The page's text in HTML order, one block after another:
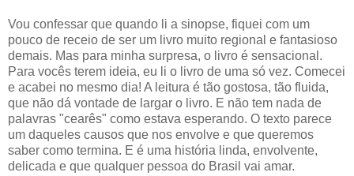
Vou confessar que quando li a sinopse, fiquei com um
pouco de receio de ser um livro muito regional e fantasioso
demais. Mas para minha surpresa, o livro é sensacional.
Para vocês terem ideia, eu li o livro de uma só vez. Comecei
e acabei no mesmo dia! A leitura é tão gostosa, tão fluida,
que não dá vontade de largar o livro. E não tem nada de
palavras "cearês" como estava esperando. O texto parece
um daqueles causos que nos envolve e que queremos
saber como termina. E é uma história linda, envolvente,
delicada e que qualquer pessoa do Brasil vai amar.